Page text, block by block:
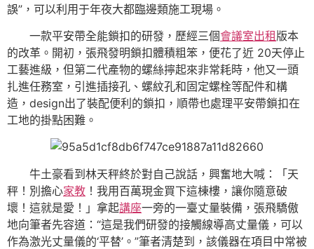
誤”，可以利用于年夜大都臨邊類施工現場。
一款平安帶全能鎖扣的研發，歷經三個會議室出租版本
的改革。開初，張飛發明鎖扣體積粗笨，便花了近 20天停止
工藝進級，但第二代產物的螺絲擰起來非常耗時，他又一頭
扎進任務室，引進插接孔、螺紋孔和固定螺栓等配件和構
造，design出了裝配便利的鎖扣，順帶也處理平安帶鎖扣在
工地的掛點困難。
牛土豪看到林天秤終於對自己說話，興奮地大喊：「天
秤！別擔心家教 ！我用百萬現金買下這棟樓，讓你隨意破
壞！這就是愛！」拿起講座一旁的一臺丈量裝備，張飛驕傲
地向筆者先容道：“這是我們研發的接觸線導高丈量儀，可以
作為激光丈量儀的‘平替’。”筆者清楚到，該儀器在項目中常被